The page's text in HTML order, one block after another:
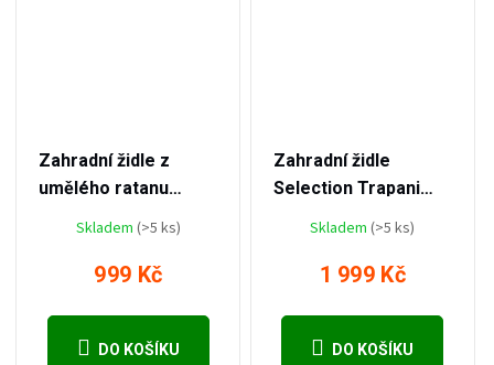
Zahradní židle z
umělého ratanu
Skladem (>5 ks)
999 Kč
DO KOŠÍKU
Zahradní židle
Selection Trapani
Skladem(>5 ks)
1 999 Kč
DO KOŠÍKU